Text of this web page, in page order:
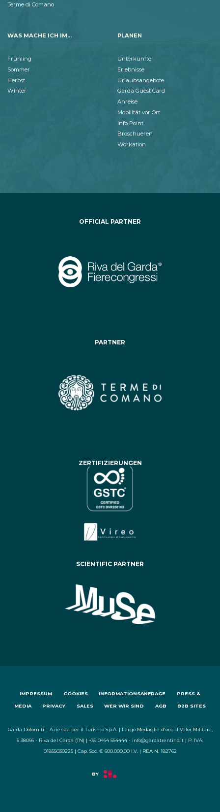
Terme di Comano
WAS MACHE ICH IM...
Frühling
Sommer
Herbst
Winter
PLANEN
Unterkünfte
Erlebnisse
Urlaubsangebote
Garda Guest Card
Anreise
Mobilität vor Ort
Info Point
Broschueren
Workation
OFFICIAL PARTNER
PARTNER
ZERTIFIZIERUNGEN
SCIENTIFIC PARTNER
IMPRESSUM COOKIES INFORMATIONSANFRAGE PRESS &
MEDIA PRIVACY SALES WER WIR SIND AGB B2B SITES
Garda Dolomiti – Azienda per il Turismo S.p.A. | Largo Medaglie d'oro al Valor Militare,
5 38066 - Riva del Garda (TN) | +39 0464 554444 - info@gardatrentino.it | P. IVA:
01855030225 | Cap. Soc. € 600.000,00 I.V. | REA N. 182762